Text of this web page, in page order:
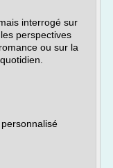
interrogé sur
perspectives
ou sur la